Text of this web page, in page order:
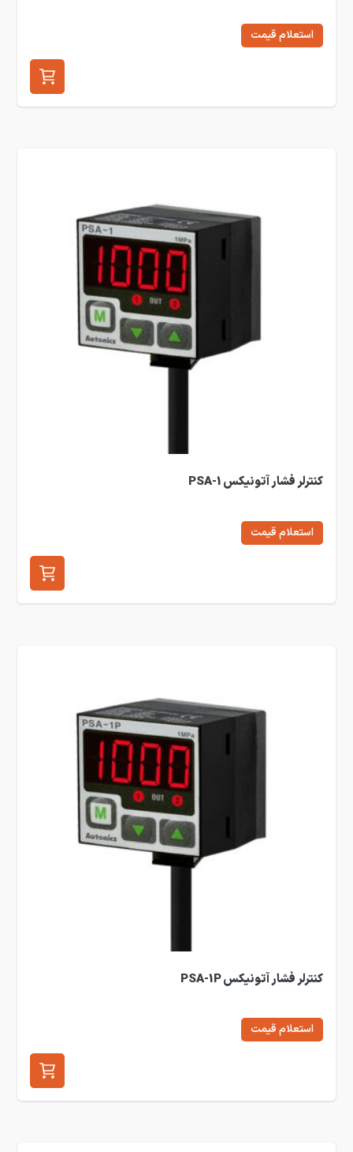
استعلام قیمت
کنترلر فشار آتونیکس PSA-1
استعلام قیمت
کنترلر فشار آتونیکس PSA-1P
استعلام قیمت